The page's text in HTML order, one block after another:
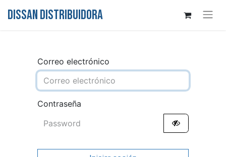
DISSAN DISTRIBUIDORA
Correo electrónico
Contraseña